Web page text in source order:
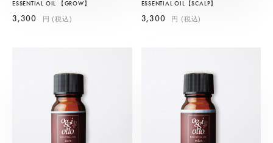
ESSENTIAL OIL 【GROW】
3,300 円 (税込)
ESSENTIAL OIL【SCALP】
3,300 円 (税込)